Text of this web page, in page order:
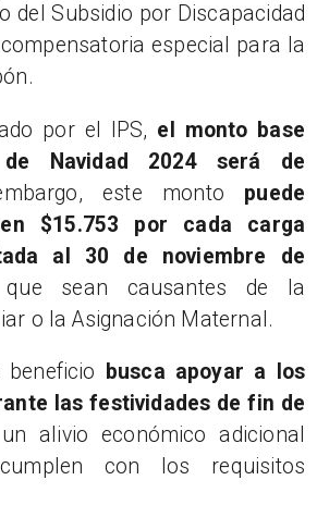
del Subsidio por Discapacidad
especial para la
por el IPS, el monto base
Navidad 2024 será de
este monto puede
$15.753 por cada carga
al 30 de noviembre de
sean causantes de la
o la Asignación Maternal.
beneficio
busca apoyar a los
las festividades de fin de
alivio económico adicional
con los requisitos